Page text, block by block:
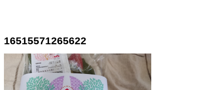
16515571265622